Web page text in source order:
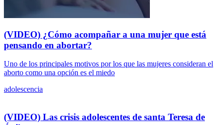
(VIDEO) ¿Cómo acompañar a una mujer que está
pensando en abortar?
Uno de los principales motivos por los que las mujeres consideran el
aborto como una opción es el miedo
adolescencia
(VIDEO) Las crisis adolescentes de santa Teresa de